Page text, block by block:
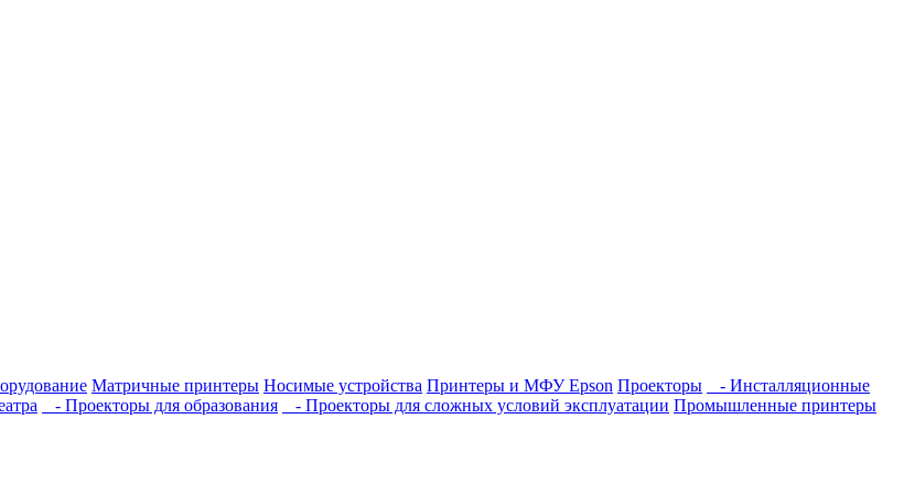
Матричные принтеры Носимые устройства Принтеры и МФУ Epson Проекторы
- Инсталляционные
- Проекторы для образования - Проекторы для сложных условий эксплуатации Промышленные принтеры